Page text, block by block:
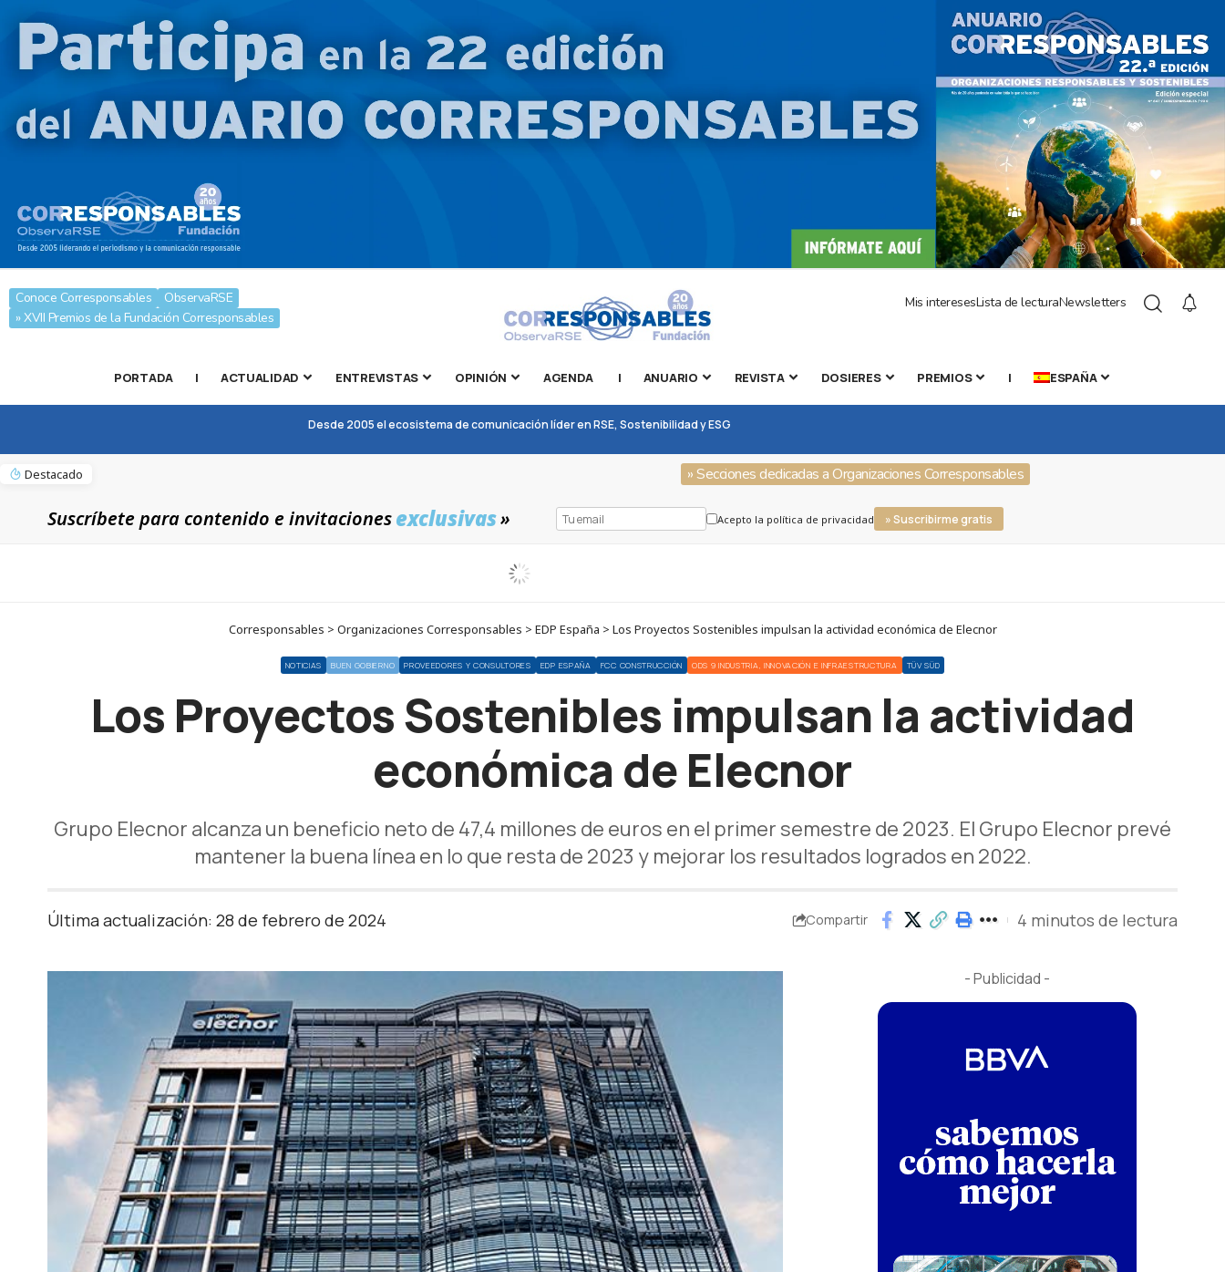
Conoce Corresponsables
ObservaRSE
» XVII Premios de la Fundación Corresponsables
Mis interesesLista de lecturaNewsletters
PORTADA | ACTUALIDAD ENTREVISTAS OPINIÓN AGENDA | ANUARIO REVISTA DOSIERES PREMIOS | ESPAÑA
Desde 2005 el ecosistema de comunicación líder en RSE, Sostenibilidad y ESG
Destacado » Secciones dedicadas a Organizaciones Corresponsables
Suscríbete para contenido e invitacionesexclusivas» Acepto la política de privacidad » Suscribirme gratis
Corresponsables > Organizaciones Corresponsables > EDP España > Los Proyectos Sostenibles impulsan la actividad económica de Elecnor
NOTICIAS BUEN GOBIERNO PROVEEDORES Y CONSULTORES EDP ESPAÑA FCC CONSTRUCCIÓN ODS 9 INDUSTRIA, INNOVACIÓN E INFRAESTRUCTURA TÜV SÜD
Los Proyectos Sostenibles impulsan la actividad
económica de Elecnor
Grupo Elecnor alcanza un beneficio neto de 47,4 millones de euros en el primer semestre de 2023. El Grupo Elecnor prevé
mantener la buena línea en lo que resta de 2023 y mejorar los resultados logrados en 2022.
Última actualización: 28 de febrero de 2024 Compartir 4 minutos de lectura
- Publicidad -